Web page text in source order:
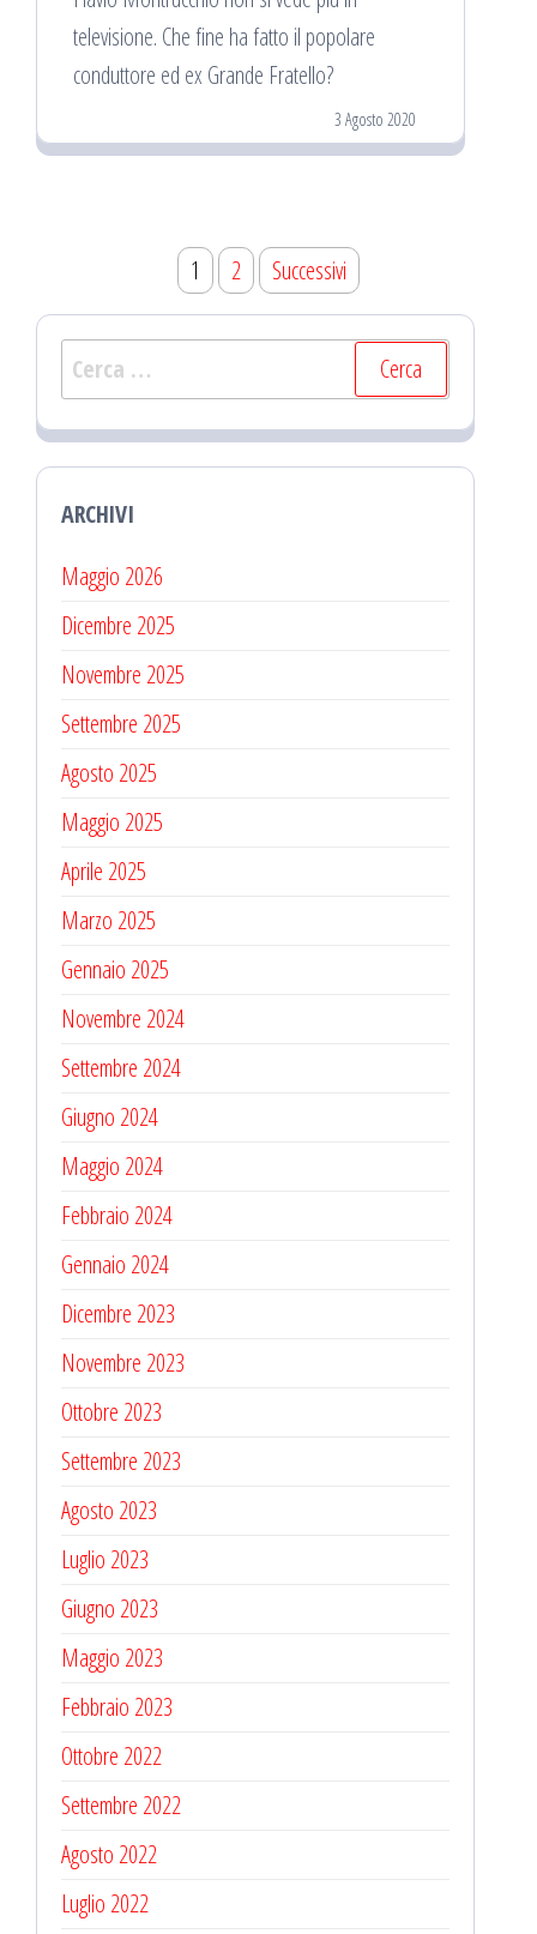
televisione. Che fine ha fatto il popolare
conduttore ed ex Grande Fratello?
3 Agosto 2020
Navigazione
articoli
1 2 Successivi
Ricerca
per:
ARCHIVI
Maggio 2026
Dicembre 2025
Novembre 2025
Settembre 2025
Agosto 2025
Maggio 2025
Aprile 2025
Marzo 2025
Gennaio 2025
Novembre 2024
Settembre 2024
Giugno 2024
Maggio 2024
Febbraio 2024
Gennaio 2024
Dicembre 2023
Novembre 2023
Ottobre 2023
Settembre 2023
Agosto 2023
Luglio 2023
Giugno 2023
Maggio 2023
Febbraio 2023
Ottobre 2022
Settembre 2022
Agosto 2022
Luglio 2022